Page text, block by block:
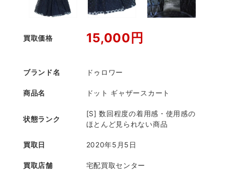
買取価格 15,000円
ブランド名 ドゥロワー
商品名 ドット ギャザースカート
状態ランク
[S] 数回程度の着用感・使用感の
ほとんど見られない商品
買取日 2020年5月5日
買取店舗 宅配買取センター